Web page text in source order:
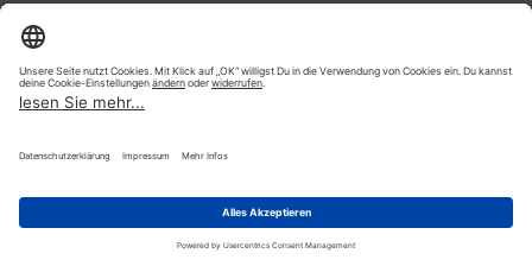
UNSERE PARTNER
stellenanzeigen.de
Jobblitz.de
AGB | Datenschutz | Impressum